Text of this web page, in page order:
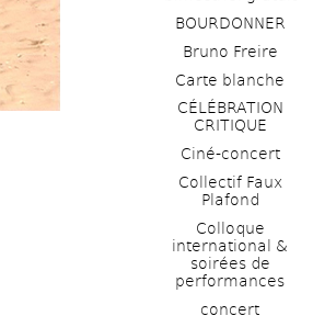
BOURDONNER
Bruno Freire
Carte blanche
CÉLÉBRATION
CRITIQUE
Ciné-concert
Collectif Faux
Plafond
Colloque
international &
soirées de
performances
concert